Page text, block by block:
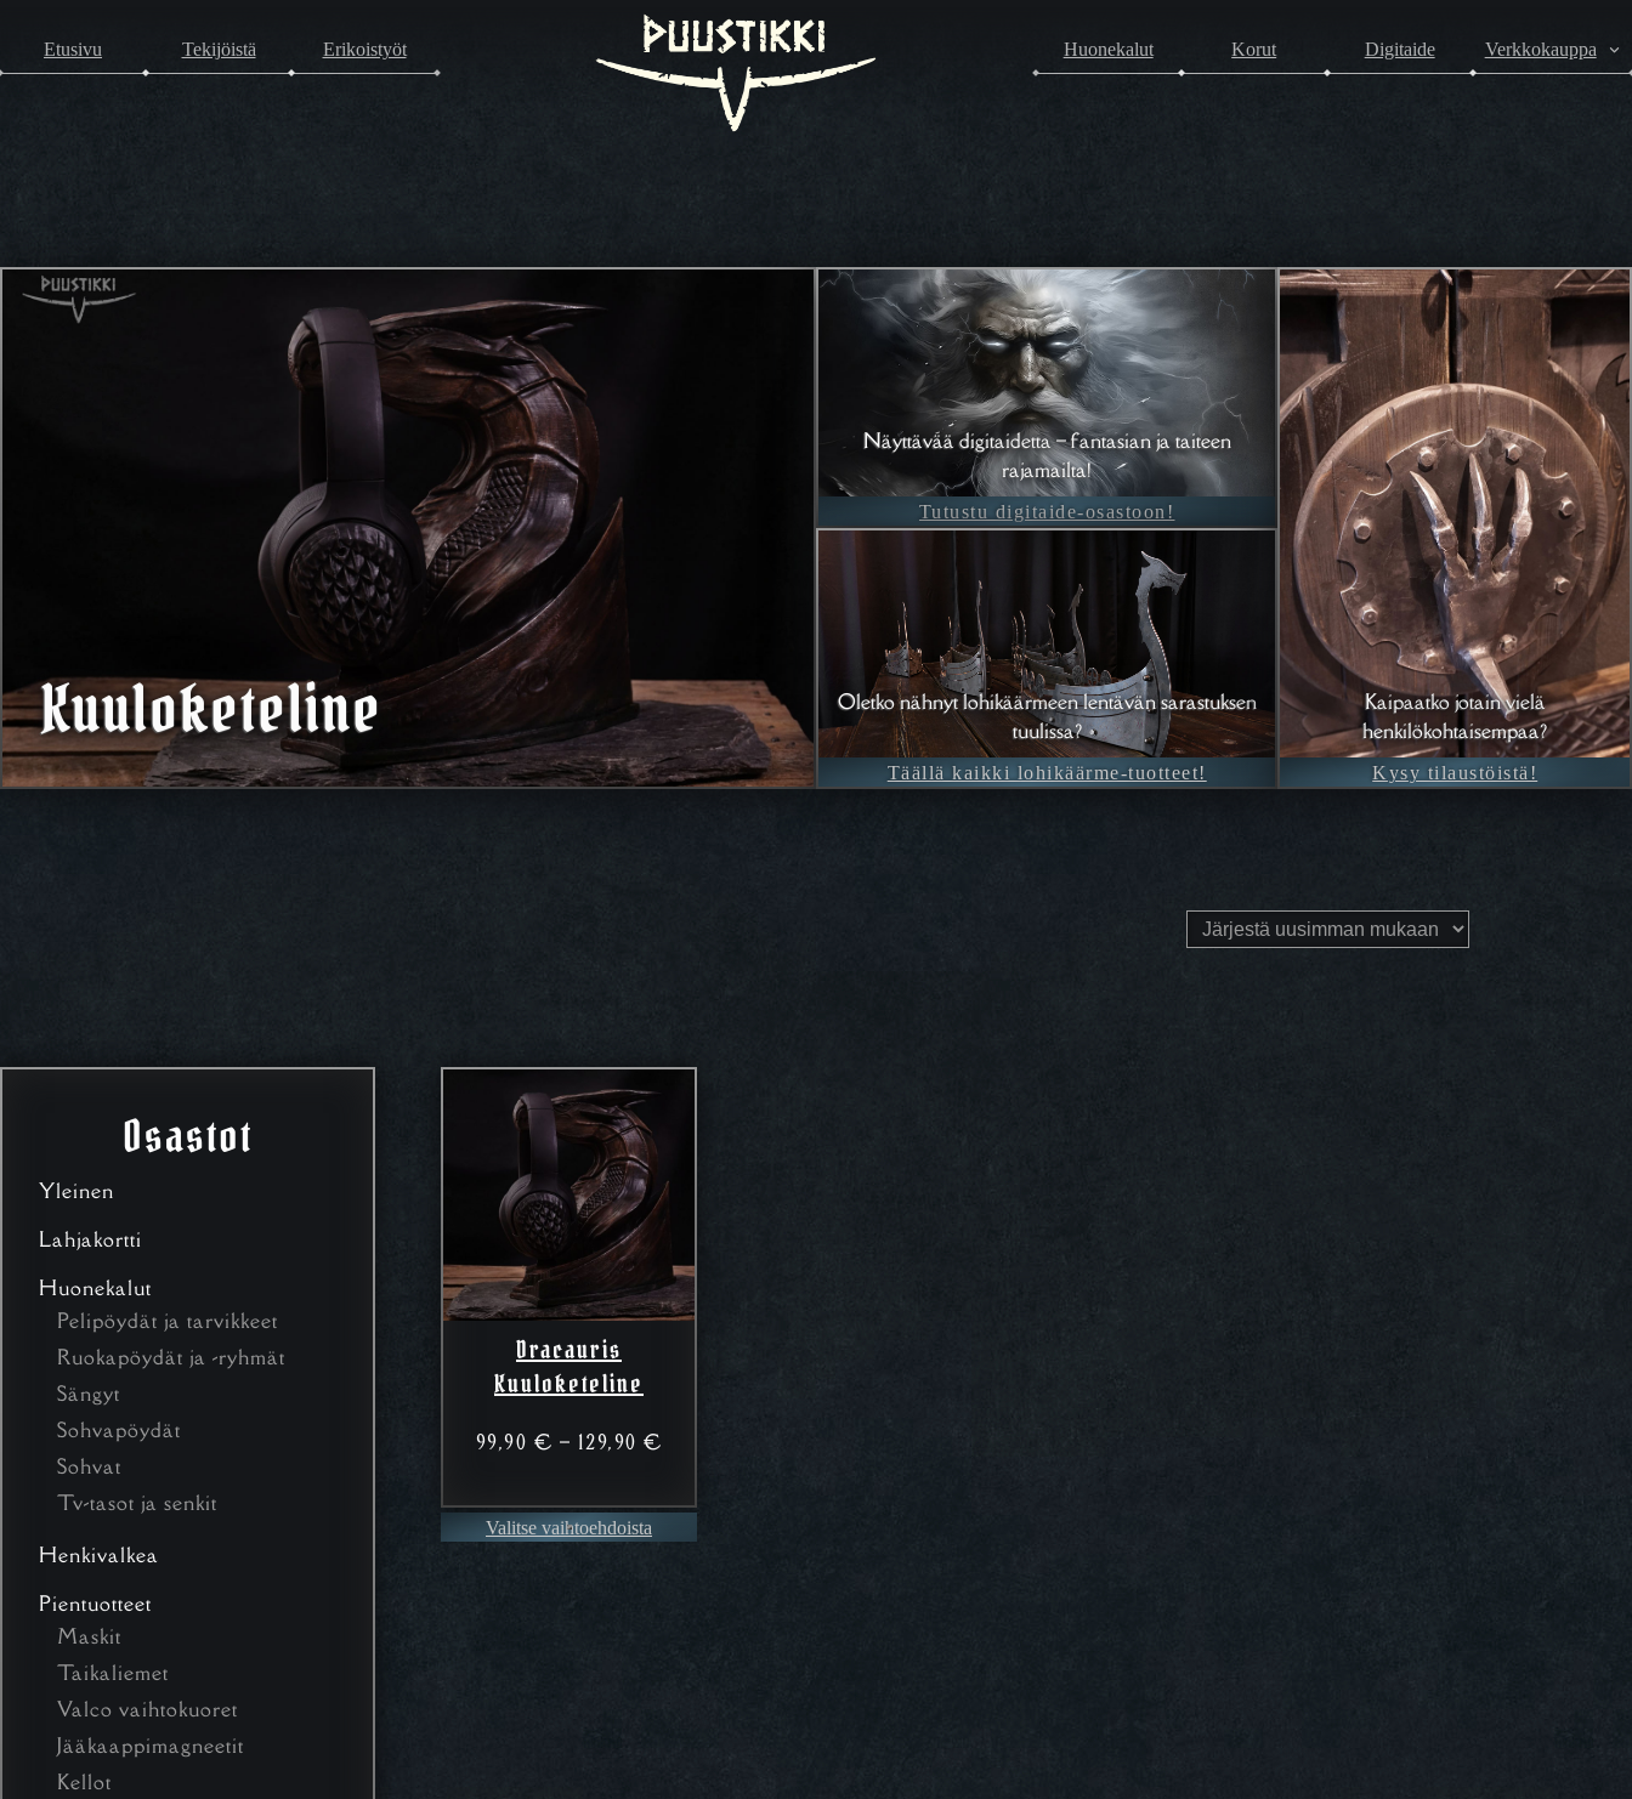
Etusivu Tekijöistä Erikoistyöt Huonekalut Korut Digitaide Verkkokauppa
Kuuloketeline
Näyttävää digitaidetta – fantasian ja taiteen
rajamailta!
Tutustu digitaide-osastoon!
Oletko nähnyt lohikäärmeen lentävän sarastuksen
tuulissa?
Täällä kaikki lohikäärme-tuotteet!
Kaipaatko jotain vielä
henkilökohtaisempaa?
Kysy tilaustöistä!
Osastot
Yleinen
Lahjakortti
Huonekalut
Pelipöydät ja tarvikkeet
Ruokapöydät ja -ryhmät
Sängyt
Sohvapöydät
Sohvat
Tv-tasot ja senkit
Henkivalkea
Pientuotteet
Maskit
Taikaliemet
Valco vaihtokuoret
Jääkaappimagneetit
Kellot
Dracauris
Kuuloketeline
99,90 € – 129,90 €
–
Valitse vaihtoehdoista